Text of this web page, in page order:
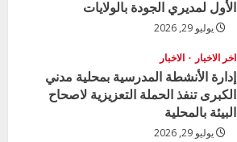
الأول لمديري الجودة بالولايات
يوليو 29, 2026
اخر الاخبار الاخبار
إدارة الأنشطة المدرسية بمحلية مدني
الكبرى تنفذ الحملة التعزيزية لاصحاح
البيئة بالمحلية
يوليو 29, 2026